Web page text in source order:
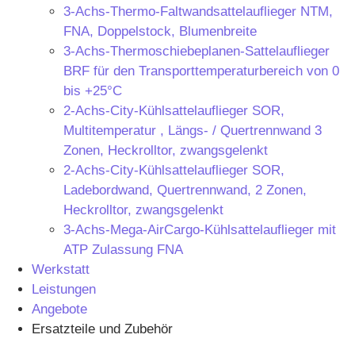
3-Achs-Thermo-Faltwandsattelauflieger NTM,
FNA, Doppelstock, Blumenbreite
3-Achs-Thermoschiebeplanen-Sattelauflieger
BRF für den Transporttemperaturbereich von 0
bis +25°C
2-Achs-City-Kühlsattelauflieger SOR,
Multitemperatur , Längs- / Quertrennwand 3
Zonen, Heckrolltor, zwangsgelenkt
2-Achs-City-Kühlsattelauflieger SOR,
Ladebordwand, Quertrennwand, 2 Zonen,
Heckrolltor, zwangsgelenkt
3-Achs-Mega-AirCargo-Kühlsattelauflieger mit
ATP Zulassung FNA
Werkstatt
Leistungen
Angebote
Ersatzteile und Zubehör